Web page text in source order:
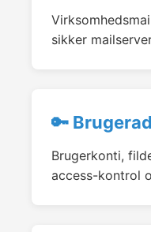
sikker
🔑
Brugerkonti,
access-kontrol